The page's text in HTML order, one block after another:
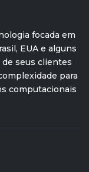
focada em
EUA e alguns
de seus clientes
para
computacionais